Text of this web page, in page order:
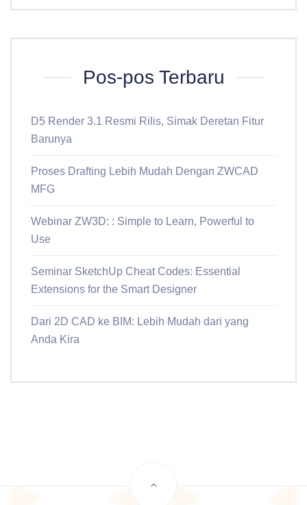
Pos-pos Terbaru
D5 Render 3.1 Resmi Rilis, Simak Deretan Fitur
Barunya
Proses Drafting Lebih Mudah Dengan ZWCAD
MFG
Webinar ZW3D: : Simple to Learn, Powerful to
Use
Seminar SketchUp Cheat Codes: Essential
Extensions for the Smart Designer
Dari 2D CAD ke BIM: Lebih Mudah dari yang
Anda Kira